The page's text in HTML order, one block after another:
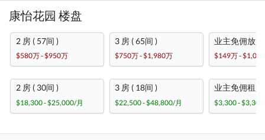
康怡花园 楼盘
2 房 ( 57间 )
$580万 - $950万
3 房 ( 65间 )
$750万 - $1,980万
业主免佣放盘
$149万 -
2 房 ( 30间 )
$18,300 - $25,000/月
3 房 ( 18间 )
$22,500 - $48,800/月
业主免佣租盘
$3,300 -